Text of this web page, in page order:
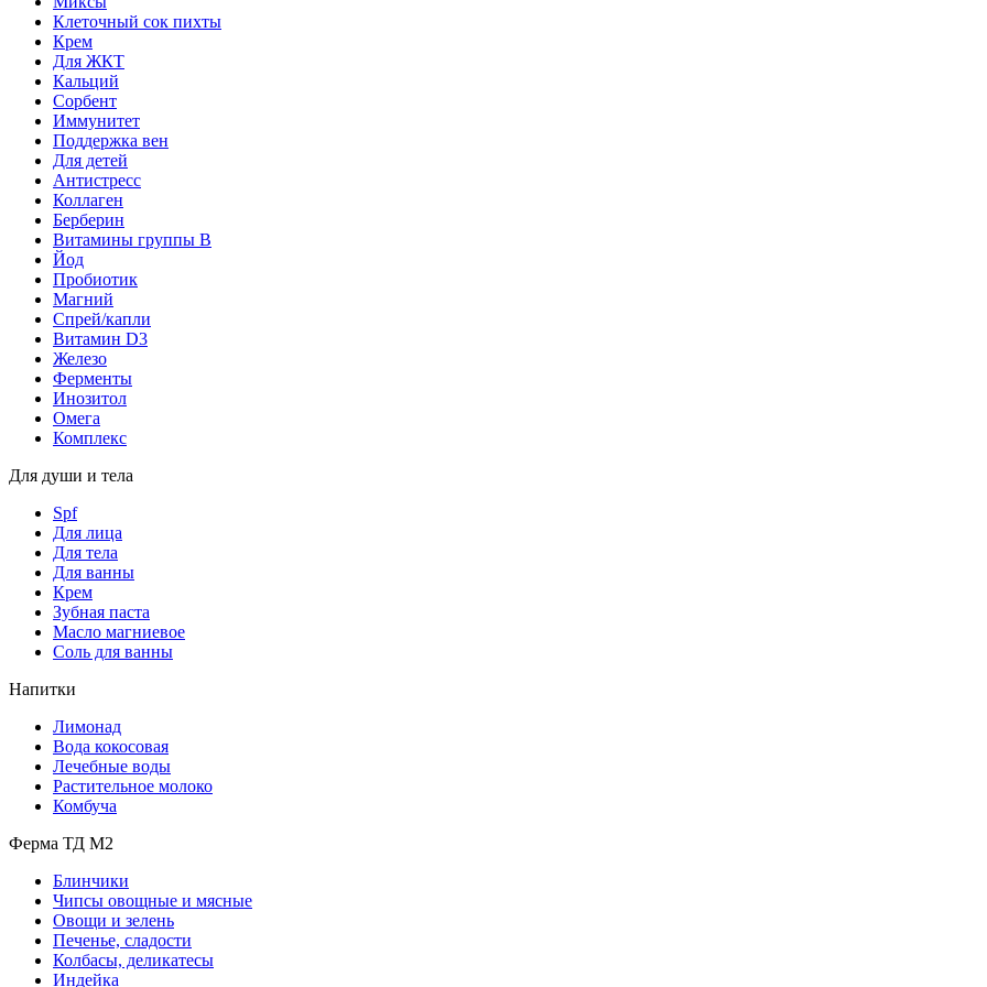
Клеточный сок пихты
Крем
Для ЖКТ
Кальций
Сорбент
Иммунитет
Поддержка вен
Для детей
Антистресс
Коллаген
Берберин
Витамины группы B
Йод
Пробиотик
Магний
Спрей/капли
Витамин D3
Железо
Ферменты
Инозитол
Омега
Комплекс
Для души и тела
Spf
Для лица
Для тела
Для ванны
Крем
Зубная паста
Масло магниевое
Соль для ванны
Напитки
Лимонад
Вода кокосовая
Лечебные воды
Растительное молоко
Комбуча
Ферма ТД М2
Блинчики
Чипсы овощные и мясные
Овощи и зелень
Печенье, сладости
Колбасы, деликатесы
Индейка